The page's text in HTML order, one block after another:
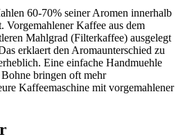
60-70% seiner Aromen innerhalb
Kaffee aus dem
Mahlgrad (Filterkaffee) ausgelegt
erklaert den Aromaunterschied zu
Eine einfache Handmuehle
bringen oft mehr
Kaffeemaschine mit vorgemahlener